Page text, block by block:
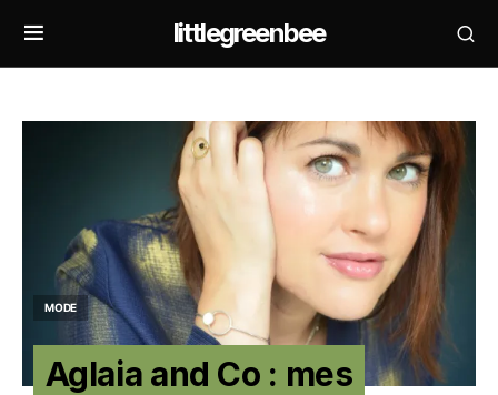
littlegreenbee
MODE
Aglaia and Co : mes